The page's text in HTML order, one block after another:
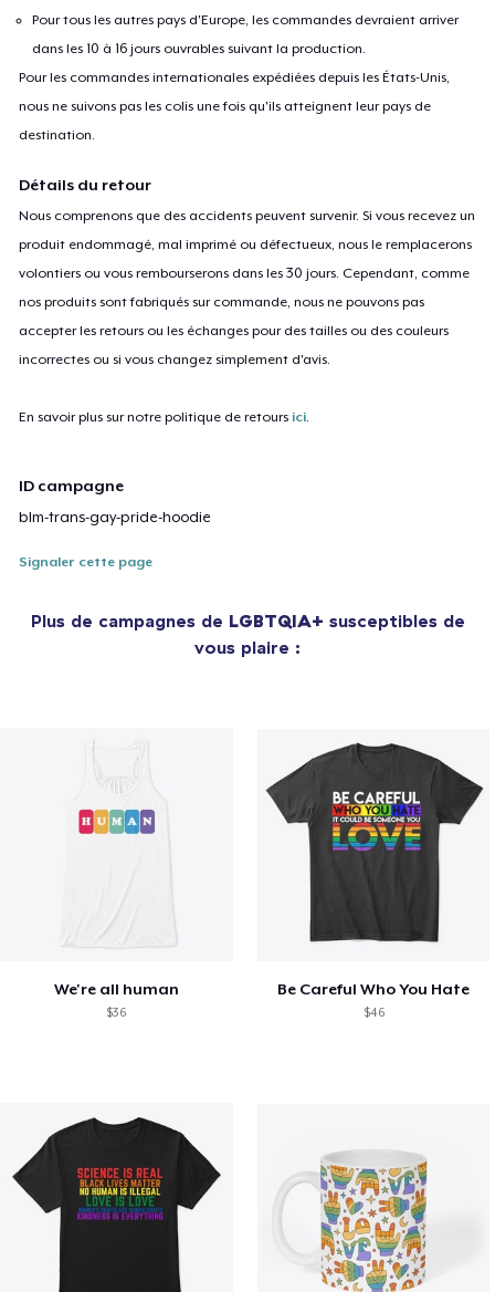
Pour tous les autres pays d'Europe, les commandes devraient arriver
dans les 10 à 16 jours ouvrables suivant la production.
Pour les commandes internationales expédiées depuis les États-Unis,
nous ne suivons pas les colis une fois qu'ils atteignent leur pays de
destination.
Détails du retour
Nous comprenons que des accidents peuvent survenir. Si vous recevez un
produit endommagé, mal imprimé ou défectueux, nous le remplacerons
volontiers ou vous rembourserons dans les 30 jours. Cependant, comme
nos produits sont fabriqués sur commande, nous ne pouvons pas
accepter les retours ou les échanges pour des tailles ou des couleurs
incorrectes ou si vous changez simplement d'avis.
En savoir plus sur notre politique de retours ici
ID campagne
blm-trans-gay-pride-hoodie
Signaler cette page
Plus de campagnes de LGBTQIA+ susceptibles de
vous plaire :
We're all human
$36
Be Careful Who You Hate
$46